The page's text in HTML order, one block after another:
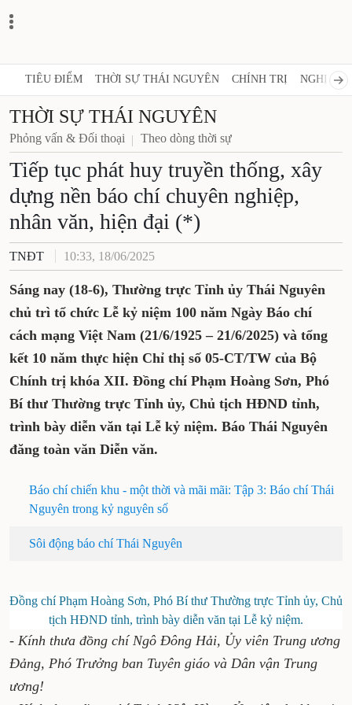
TIÊU ĐIỂM THỜI SỰ THÁI NGUYÊN CHÍNH TRỊ NGHỊ
THỜI SỰ THÁI NGUYÊN
Phỏng vấn & Đối thoại Theo dòng thời sự
Tiếp tục phát huy truyền thống, xây
dựng nền báo chí chuyên nghiệp,
nhân văn, hiện đại (*)
TNĐT 10:33, 18/06/2025
Sáng nay (18-6), Thường trực Tỉnh ủy Thái Nguyên
chủ trì tổ chức Lễ kỷ niệm 100 năm Ngày Báo chí
cách mạng Việt Nam (21/6/1925 – 21/6/2025) và tổng
kết 10 năm thực hiện Chỉ thị số 05-CT/TW của Bộ
Chính trị khóa XII. Đồng chí Phạm Hoàng Sơn, Phó
Bí thư Thường trực Tỉnh ủy, Chủ tịch HĐND tỉnh,
trình bày diễn văn tại Lễ kỷ niệm. Báo Thái Nguyên
đăng toàn văn Diễn văn.
Báo chí chiến khu - một thời và mãi mãi: Tập 3: Báo chí Thái
Nguyên trong kỷ nguyên số
Sôi động báo chí Thái Nguyên
Đồng chí Phạm Hoàng Sơn, Phó Bí thư Thường trực Tỉnh ủy, Chủ
tịch HĐND tỉnh, trình bày diễn văn tại Lễ kỷ niệm.
- Kính thưa đồng chí Ngô Đông Hải, Ủy viên Trung ương
Đảng, Phó Trưởng ban Tuyên giáo và Dân vận Trung
ương!